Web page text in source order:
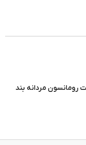
رومانسون مردانه بند